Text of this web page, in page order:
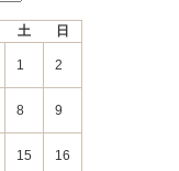
土 日
1 2
8 9
15 16